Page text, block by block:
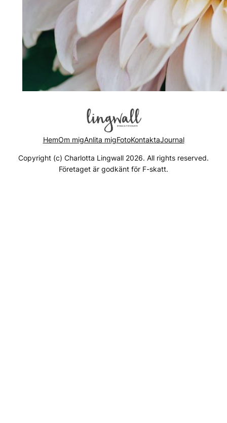
HemOm migAnlita migFotoKontaktaJournal
Copyright (c) Charlotta Lingwall 2026. All rights reserved.
Företaget är godkänt för F-skatt.